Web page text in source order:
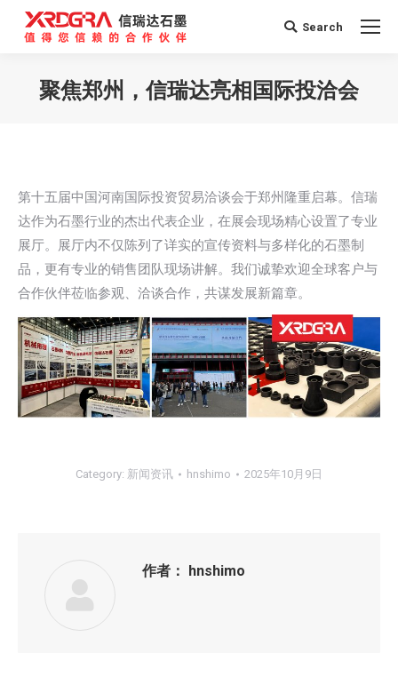
Search:
Search
聚焦郑州，信瑞达亮相国际投洽会
第十五届中国河南国际投资贸易洽谈会于郑州隆重启幕。信瑞
达作为石墨行业的杰出代表企业，在展会现场精心设置了专业
展厅。展厅内不仅陈列了详实的宣传资料与多样化的石墨制
品，更有专业的销售团队现场讲解。我们诚挚欢迎全球客户与
合作伙伴莅临参观、洽谈合作，共谋发展新篇章。
Category: 新闻资讯 hnshimo 2025年10月9日
作者： hnshimo